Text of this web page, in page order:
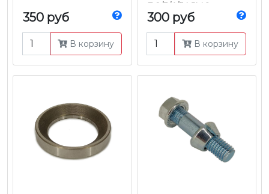
350 руб
В корзину
Е-2/3/4/5 | JMC
300 руб
В корзину